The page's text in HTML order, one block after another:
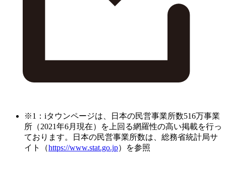
※1：iタウンページは、日本の民営事業所数516万事業
所（2021年6月現在）を上回る網羅性の高い掲載を行っ
ております。日本の民営事業所数は、総務省統計局サ
イト（https://www.stat.go.jp）を参照